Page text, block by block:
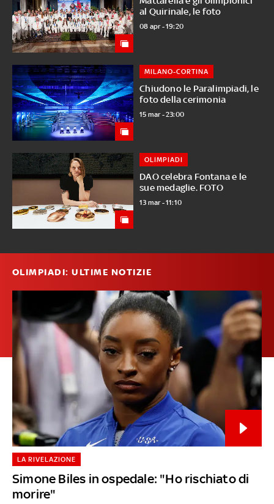
al Quirinale, le foto
08 apr - 19:20
Chiudono le Paralimpiadi, le
foto della cerimonia
MILANO-CORTINA
15 mar - 23:00
DAO celebra Fontana e le
sue medaglie. FOTO
OLIMPIADI
13 mar - 11:10
OLIMPIADI: ULTIME NOTIZIE
Simone Biles in ospedale: "Ho rischiato di
morire"
LA RIVELAZIONE